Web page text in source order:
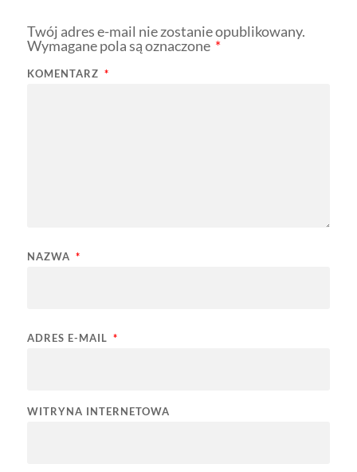
Twój adres e-mail nie zostanie opublikowany.
Wymagane pola są oznaczone *
KOMENTARZ *
NAZWA *
ADRES E-MAIL *
WITRYNA INTERNETOWA